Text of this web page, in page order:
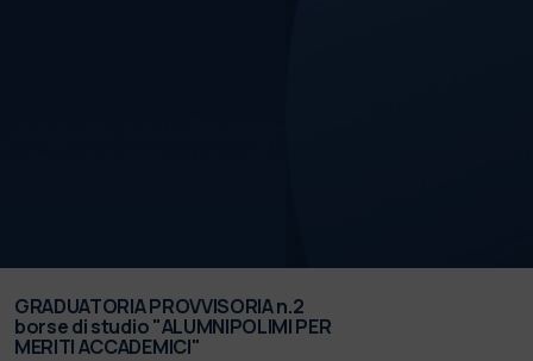
GRADUATORIA PROVVISORIA n.2
borse di studio "ALUMNIPOLIMI PER
MERITI ACCADEMICI"